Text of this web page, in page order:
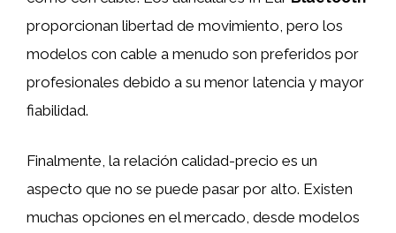
proporcionan libertad de movimiento, pero los
modelos con cable a menudo son preferidos por
profesionales debido a su menor latencia y mayor
fiabilidad.
Finalmente, la relación calidad-precio es un
aspecto que no se puede pasar por alto. Existen
muchas opciones en el mercado, desde modelos